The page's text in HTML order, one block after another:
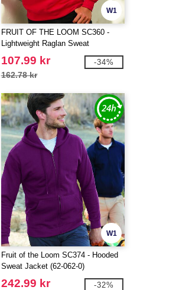
W1
FRUIT OF THE LOOM SC360 -
Lightweight Raglan Sweat
107.99 kr
162.78 kr
-34%
W1
Fruit of the Loom SC374 - Hooded
Sweat Jacket (62-062-0)
242.99 kr -32%